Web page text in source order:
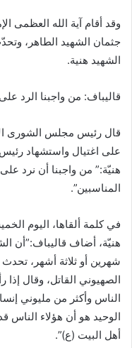
وقد أقام آية الله العظمى
جثمان الشهيد الطاهر،
الشهيد هنية.
قاليباف: من واجبنا الرد
قال رئيس مجلس الشورى
على اغتيال واستشهاد
هنيّة:” من واجبنا أن نرد
المناسبين”.
في كلمة ألقاها، اليوم
هنيّة، أضاف قاليباف:”أن
شهرين أو ثلاثة أشهر،
الصهيوني القاتل، وقال إذا
الناس وأكثر من مليوني
الوحيد هو أن هؤلاء الناس
أهل البيت (ع)”.